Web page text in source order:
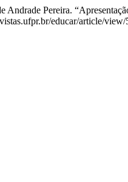
Andrade Pereira.
educar/article/